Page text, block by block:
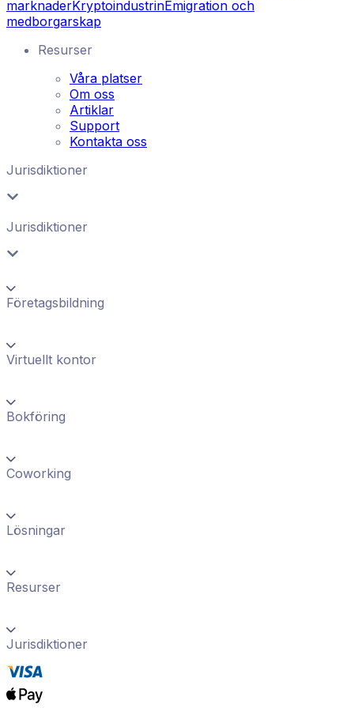
marknaderKryptoindustrinEmigration och
medborgarskap
Resurser
Våra platser
Om oss
Artiklar
Support
Kontakta oss
Jurisdiktioner
Jurisdiktioner
Företagsbildning
Virtuellt kontor
Bokföring
Coworking
Lösningar
Resurser
Jurisdiktioner